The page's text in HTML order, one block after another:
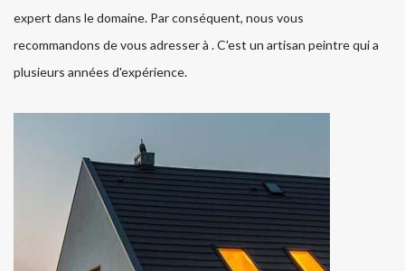
expert dans le domaine. Par conséquent, nous vous
recommandons de vous adresser à . C'est un artisan peintre qui a
plusieurs années d'expérience.